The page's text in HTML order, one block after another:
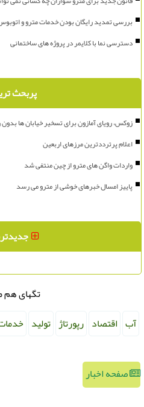
بررسی تمدید رایگان بودن خدمات مترو و اتوبوس
دسترسی نما با کلایمر در پروژه های ساختمانی
پربحث
زوکس، رویای آمازون برای تسخیر خیابان ها بدون
اعلام پرترددترین مرزهای اربعین
واردات واگن های مترو از چین منتفی شد
پاییز امسال خبرهای خوشی از مترو می رسد
تگهای هم
آب
اقتصاد رپورتاژ تولید خدمات
صفحه اخبار